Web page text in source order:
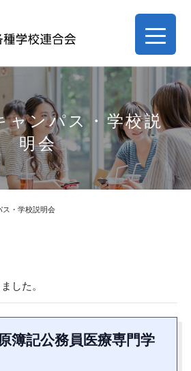
ャンパス・学校説
明会
ス・学校説明会
した。
簿記公務員医療専門学